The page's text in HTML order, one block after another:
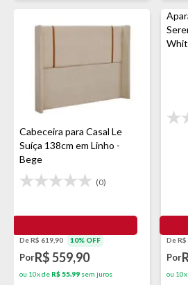
Cabeceira para Casal Le
Suíça 138cm em Linho -
Bege
(0)
De R$ 619,90 10% OFF
PorR$ 559,90
ou 10x de R$ 55,99 sem juros
De
Por
ou